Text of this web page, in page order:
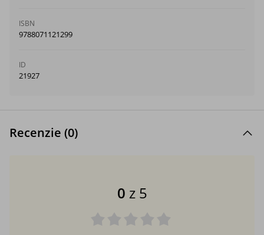
ISBN
9788071121299
ID
21927
Recenzie (0)
0 z 5